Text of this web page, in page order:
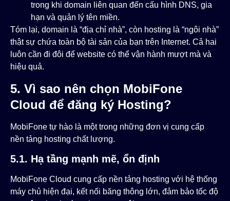
trong khi domain liên quan đến cấu hình DNS, gia
hạn và quản lý tên miền.
Tóm lại, domain là “địa chỉ nhà”, còn hosting là “ngôi nhà”
thật sự chứa toàn bộ tài sản của bạn trên Internet. Cả hai
luôn cần đi đôi để website có thể vận hành mượt mà và
hiệu quả.
5. Vì sao nên chọn MobiFone
Cloud để đăng ký Hosting?
MobiFone tự hào là một trong những đơn vị cung cấp
nền tảng hosting chất lượng.
5.1. Hạ tầng mạnh mẽ, ổn định
MobiFone Cloud cung cấp nền tảng hosting với hệ thống
máy chủ hiện đại, kết nối băng thông lớn, đảm bảo tốc độ